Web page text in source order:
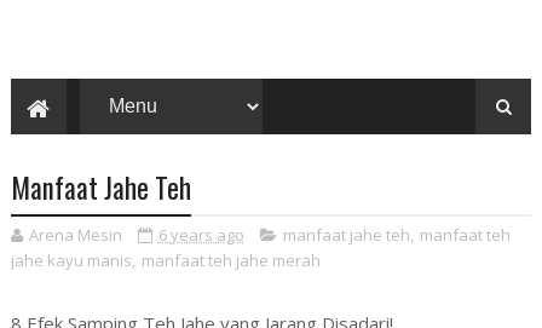
Manfaat Jahe Teh
Arena Mesin 6 years ago manfaat jahe teh, manfaat teh
jahe kayu manis, manfaat teh jahe merah
8 Efek Samping Teh Jahe yang Jarang Disadari!